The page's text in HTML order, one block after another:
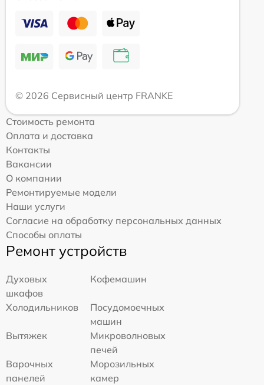
© 2026 Сервисный центр FRANKE
Стоимость ремонта
Оплата и доставка
Контакты
Вакансии
О компании
Ремонтируемые модели
Наши услуги
Согласие на обработку персональных данных
Способы оплаты
Ремонт устройств
Духовых
шкафов
Кофемашин
Холодильников
Посудомоечных
машин
Вытяжек
Микроволновых
печей
Варочных
панелей
Морозильных
камер